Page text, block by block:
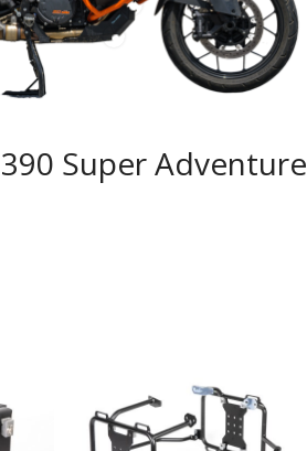
Super Adventure